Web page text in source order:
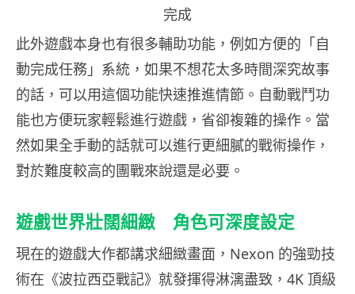
完成
此外遊戲本身也有很多輔助功能，例如方便的「自
動完成任務」系統，如果不想花太多時間深究故事
的話，可以用這個功能快速推進情節。自動戰鬥功
能也方便玩家輕鬆進行遊戲，省卻複雜的操作。當
然如果全手動的話就可以進行更細膩的戰術操作，
對於難度較高的團戰來說還是必要。
遊戲世界壯闊細緻 角色可深度設定
現在的遊戲大作都講求細緻畫面，Nexon 的強勁技
術在《波拉西亞戰記》就發揮得淋漓盡致，4K 頂級